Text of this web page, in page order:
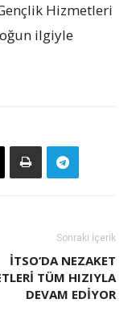
Hizmetleri
ilgiyle
Sonraki İçerik
İTSO’DA NEZAKET
TÜM HIZIYLA
DEVAM EDIYOR